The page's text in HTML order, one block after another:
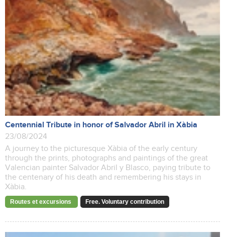
Centennial Tribute in honor of Salvador Abril in Xàbia
23/08/2024
A journey to the picturesque Xàbia of the early century
through the prints, photographs and paintings of the great
Valencian painter Salvador Abril y Blasco, paying tribute to
the centenary of his death and remembering his stays in
Xàbia.
Routes et excursions Free. Voluntary contribution